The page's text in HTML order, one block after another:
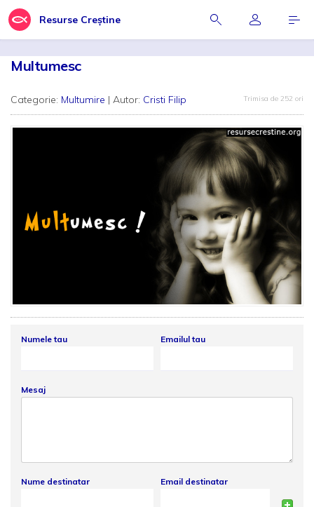
Resurse Creștine
Multumesc
Categorie: Multumire | Autor: Cristi Filip Trimisa de 252 ori
Numele tau Emailul tau
Mesaj
Nume destinatar Email destinatar